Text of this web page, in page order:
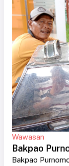
Wawasan
Bakpao
Bakpao